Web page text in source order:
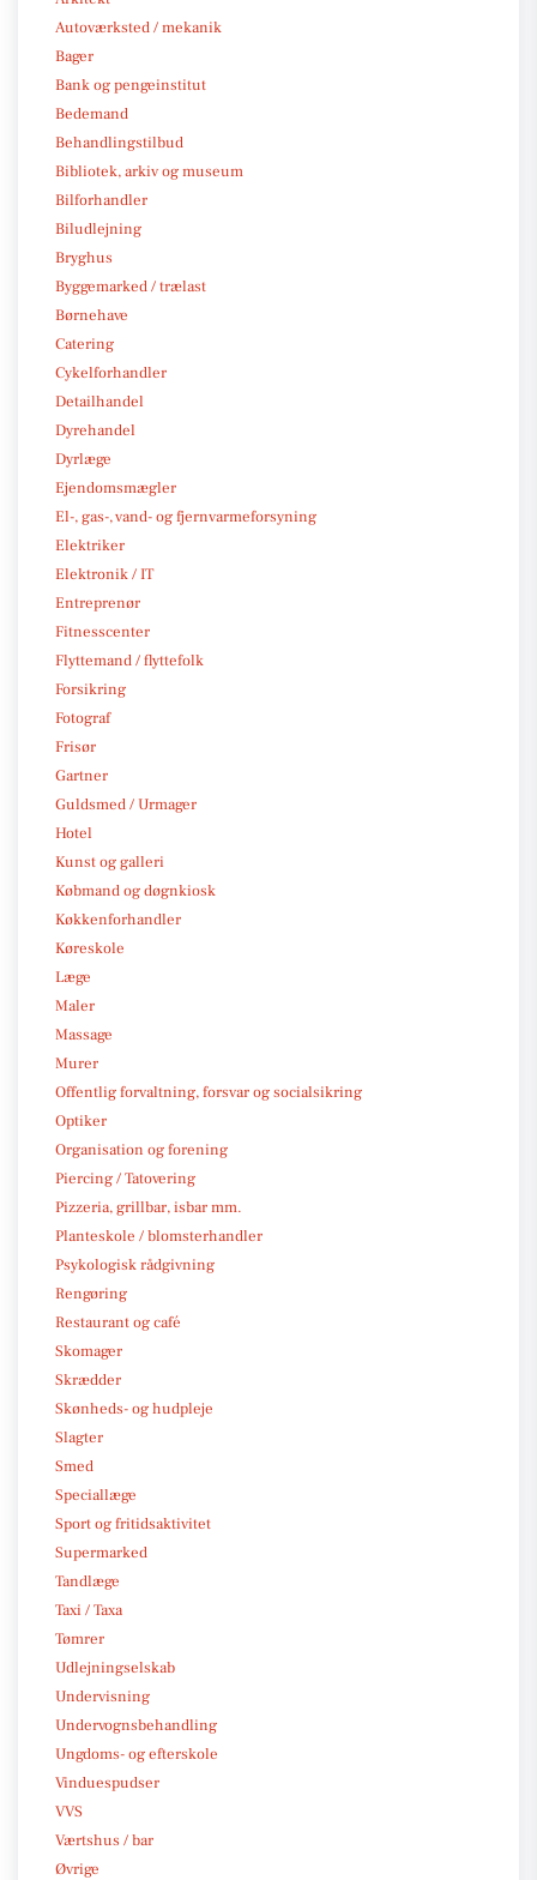
Autoværksted / mekanik
Bager
Bank og pengeinstitut
Bedemand
Behandlingstilbud
Bibliotek, arkiv og museum
Bilforhandler
Biludlejning
Bryghus
Byggemarked / trælast
Børnehave
Catering
Cykelforhandler
Detailhandel
Dyrehandel
Dyrlæge
Ejendomsmægler
El-, gas-, vand- og fjernvarmeforsyning
Elektriker
Elektronik / IT
Entreprenør
Fitnesscenter
Flyttemand / flyttefolk
Forsikring
Fotograf
Frisør
Gartner
Guldsmed / Urmager
Hotel
Kunst og galleri
Købmand og døgnkiosk
Køkkenforhandler
Køreskole
Læge
Maler
Massage
Murer
Offentlig forvaltning, forsvar og socialsikring
Optiker
Organisation og forening
Piercing / Tatovering
Pizzeria, grillbar, isbar mm.
Planteskole / blomsterhandler
Psykologisk rådgivning
Rengøring
Restaurant og café
Skomager
Skrædder
Skønheds- og hudpleje
Slagter
Smed
Speciallæge
Sport og fritidsaktivitet
Supermarked
Tandlæge
Taxi / Taxa
Tømrer
Udlejningselskab
Undervisning
Undervognsbehandling
Ungdoms- og efterskole
Vinduespudser
VVS
Værtshus / bar
Øvrige